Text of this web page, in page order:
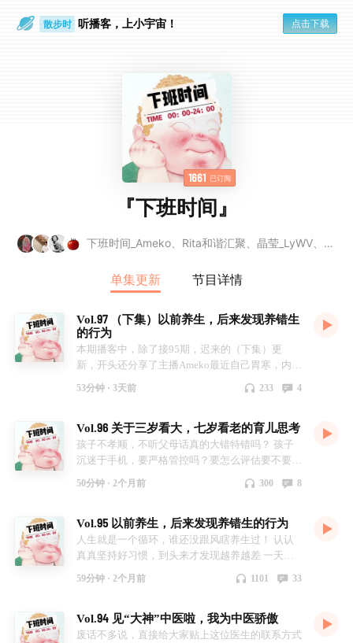
通勤路上 听播客，上小宇宙！ 点击下载
1661 已订阅
『下班时间』
下班时间_Ameko、Rita和谐汇聚、晶莹_LyWV、Moo_joyous
单集更新 节目详情
Vol.97 （下集）以前养生，后来发现养错生
的行为
本期播客中，除了接95期，迟来的（下集）更
新，开头还分享了主播Ameko最近自己胃寒，内外
53分钟 · 3天前 233 4
Vol.96 关于三岁看大，七岁看老的育儿思考
孩子不孝顺，不听父母话真的大错特错吗？ 孩子
沉迷于手机，要严格管控吗？要怎么评估要不要管
生？ 本期播客，主播Ameko基于最近身边的朋友
50分钟 · 2个月前 300 8
Vol.95 以前养生，后来发现养错生的行为
人生就是一个循环，谁还没跟风瞎养生过！ 认认
真真坚持好习惯，到头来才发现越养越差 一天八
补、硬核泡脚 自以为精致养生，实则靠硬实力悄
提问的养生踩雷误区 纠正多年固有误区 不内卷、
不折腾，简简单单养好身心……
59分钟 · 2个月前 1101 33
Vol.94 见“大神”中医啦，我为中医骄傲
废话不多说，直接给大家贴上这位医生的联系方式